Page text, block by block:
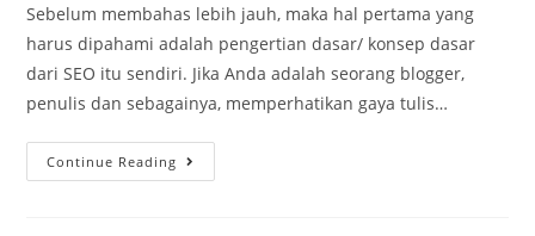
Sebelum membahas lebih jauh, maka hal pertama yang
harus dipahami adalah pengertian dasar/ konsep dasar
dari SEO itu sendiri. Jika Anda adalah seorang blogger,
penulis dan sebagainya, memperhatikan gaya tulis…
Continue Reading Search
Engine